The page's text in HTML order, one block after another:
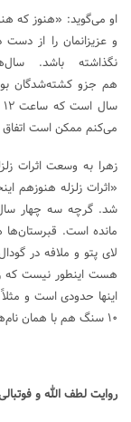
او می‌گوید: «هنوز که
و عزیزانمان را از
نگذاشته باشد.
می‌کنم ممکن است اتفاق
زهرا به وسعت اثرات
«اثرات زلزله هنوزهم
شد. گرچه سه چهار سال
مانده است.
لای پتو و ملافه در
هست اینطور نیست که
۱۰ سنگ هم با همان نام‌ها روی آن محل گذاشته‌اند.»
روایت لطف الله و